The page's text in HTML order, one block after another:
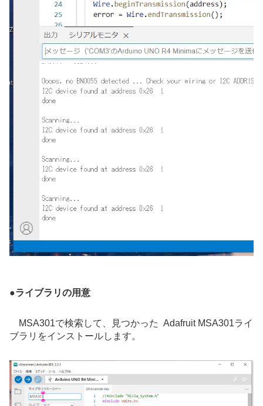
●ライブラリの用意
MSA301で検索して、見つかった Adafruit MSA301ライ
ブラリをインストールします。